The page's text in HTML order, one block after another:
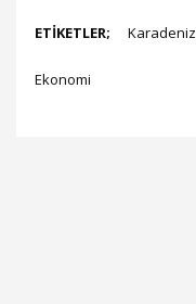
ETİKETLER;
Ekonomi